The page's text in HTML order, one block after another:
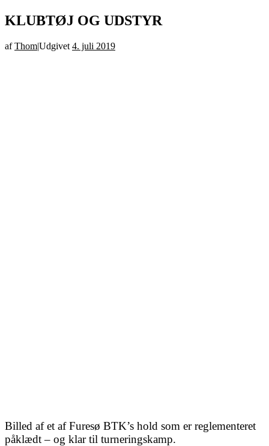
KLUBTØJ OG UDSTYR
afThom|Udgivet 4. juli 2019
Billed af et af Furesø BTK’s hold som er reglementeret
påklædt – og klar til turneringskamp.